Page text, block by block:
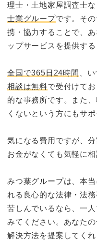
理士・土地家屋調査士
士業グループです。そ
携・協力することで、
ップサービスを提供する
全国で365日24時間
、
相談は無料で受付けて
的な事務所です。また
くないという方にもサ
気になる費用ですが、
お金がなくても気軽に相
みつ葉グループは、本
れる良心的な法律・法
苦しんでいるなら、一
みてください。あなた
解決方法を提案してくれ